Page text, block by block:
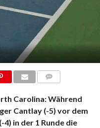
Carolina: Während
Cantlay (-5) vor dem
in der 1 Runde die